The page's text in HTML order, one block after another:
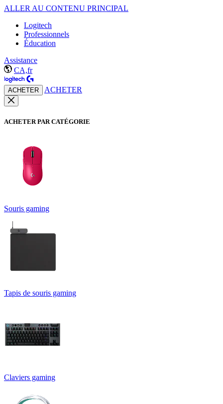
ALLER AU CONTENU PRINCIPAL
Logitech
Professionnels
Éducation
Assistance
CA,fr
ACHETER ACHETER
ACHETER PAR CATÉGORIE
Souris gaming
Tapis de souris gaming
Claviers gaming